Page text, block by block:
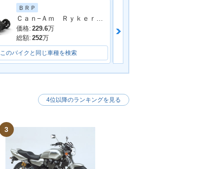
ＢＲＰ
価格: 229.6万
総額: 252万
このバイクと同じ車種を検索
3
4位以降のランキングを見る